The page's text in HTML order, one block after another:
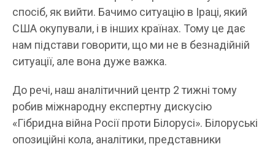
спосіб, як вийти. Бачимо ситуацію в Іраці, який
США окупували, і в інших країнах. Тому це дає
нам підстави говорити, що ми не в безнадійній
ситуації, але вона дуже важка.
До речі, наш аналітичний центр 2 тижні тому
робив міжнародну експертну дискусію
«Гібридна війна Росії проти Білорусі». Білоруські
опозиційні кола, аналітики, представники